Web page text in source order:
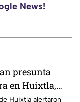
News!
presunta
en Huixtla,
Vecinos
Huixtla alertaron